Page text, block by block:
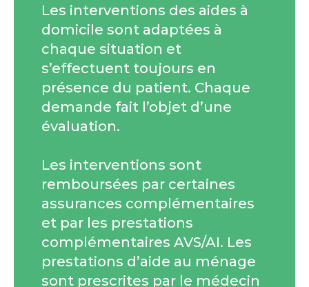
Les interventions des aides à
domicile sont adaptées à
chaque situation et
s’effectuent toujours en
présence du patient. Chaque
demande fait l’objet d’une
évaluation.
Les interventions sont
remboursées par certaines
assurances complémentaires
et par les prestations
complémentaires AVS/AI. Les
prestations d’aide au ménage
sont prescrites par le médecin